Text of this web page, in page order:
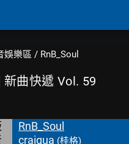
娛樂區 / RnB_Soul
新曲快遞 Vol. 59
RnB_Soul
craigua (桂格)